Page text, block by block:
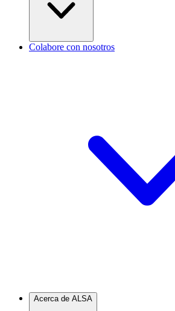
Colabore con nosotros
Acerca de ALSA